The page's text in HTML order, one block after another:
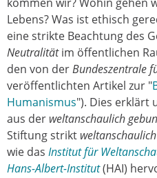
Lebens? Was ist ethisch
eine strikte Beachtung des
Neutralitätim öffentlichen
den von derBundeszentrale
veröffentlichten Artikel zur "
Humanismus"). Dies erklärt
aus der weltanschaulich
Stiftung strikt
wie das Institut für
Hans-Albert-Institut(HAI)